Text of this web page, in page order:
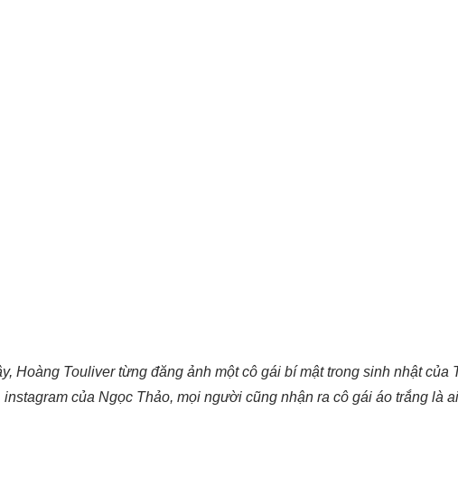
Hoàng Touliver từng đăng ảnh một cô gái bí mật trong sinh nhật của
instagram của Ngọc Thảo, mọi người cũng nhận ra cô gái áo trắng là